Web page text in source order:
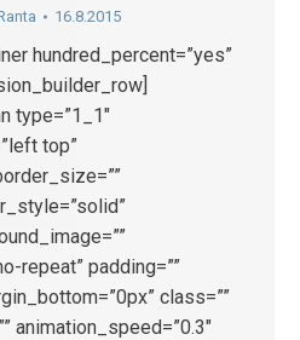
16.8.2015
hundred_percent=”yes”
type=”1_1″
top”
repeat” padding=””
class=””
animation_speed=”0.3″